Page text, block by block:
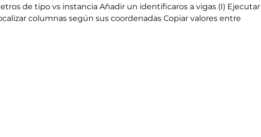
de tipo vs instancia Añadir un identificaros a vigas (I)
columnas según sus coordenadas Copiar valores entre